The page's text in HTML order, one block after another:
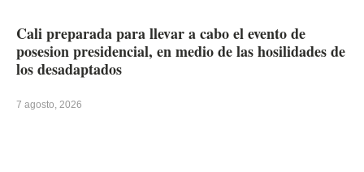
Cali preparada para llevar a cabo el evento de
posesion presidencial, en medio de las hosilidades de
los desadaptados
7 agosto, 2026